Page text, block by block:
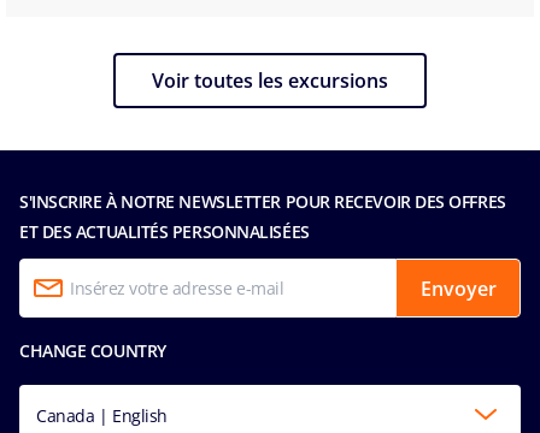
Voir toutes les excursions
S'INSCRIRE À NOTRE NEWSLETTER POUR RECEVOIR DES OFFRES
ET DES ACTUALITÉS PERSONNALISÉES
Envoyer
CHANGE COUNTRY
Canada | English